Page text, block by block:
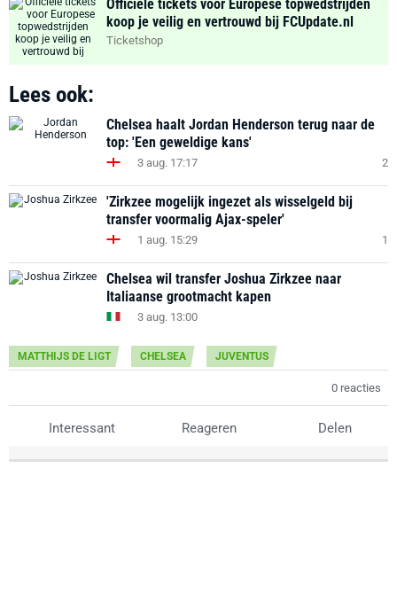
Officiële tickets voor Europese topwedstrijden
koop je veilig en vertrouwd bij FCUpdate.nl
Ticketshop
Lees ook:
Chelsea haalt Jordan Henderson terug naar de
top: 'Een geweldige kans'
3 aug. 17:17 2
'Zirkzee mogelijk ingezet als wisselgeld bij
transfer voormalig Ajax-speler'
1 aug. 15:29 1
Chelsea wil transfer Joshua Zirkzee naar
Italiaanse grootmacht kapen
3 aug. 13:00
MATTHIJS DE LIGT CHELSEA JUVENTUS
0 reacties
Interessant Reageren Delen